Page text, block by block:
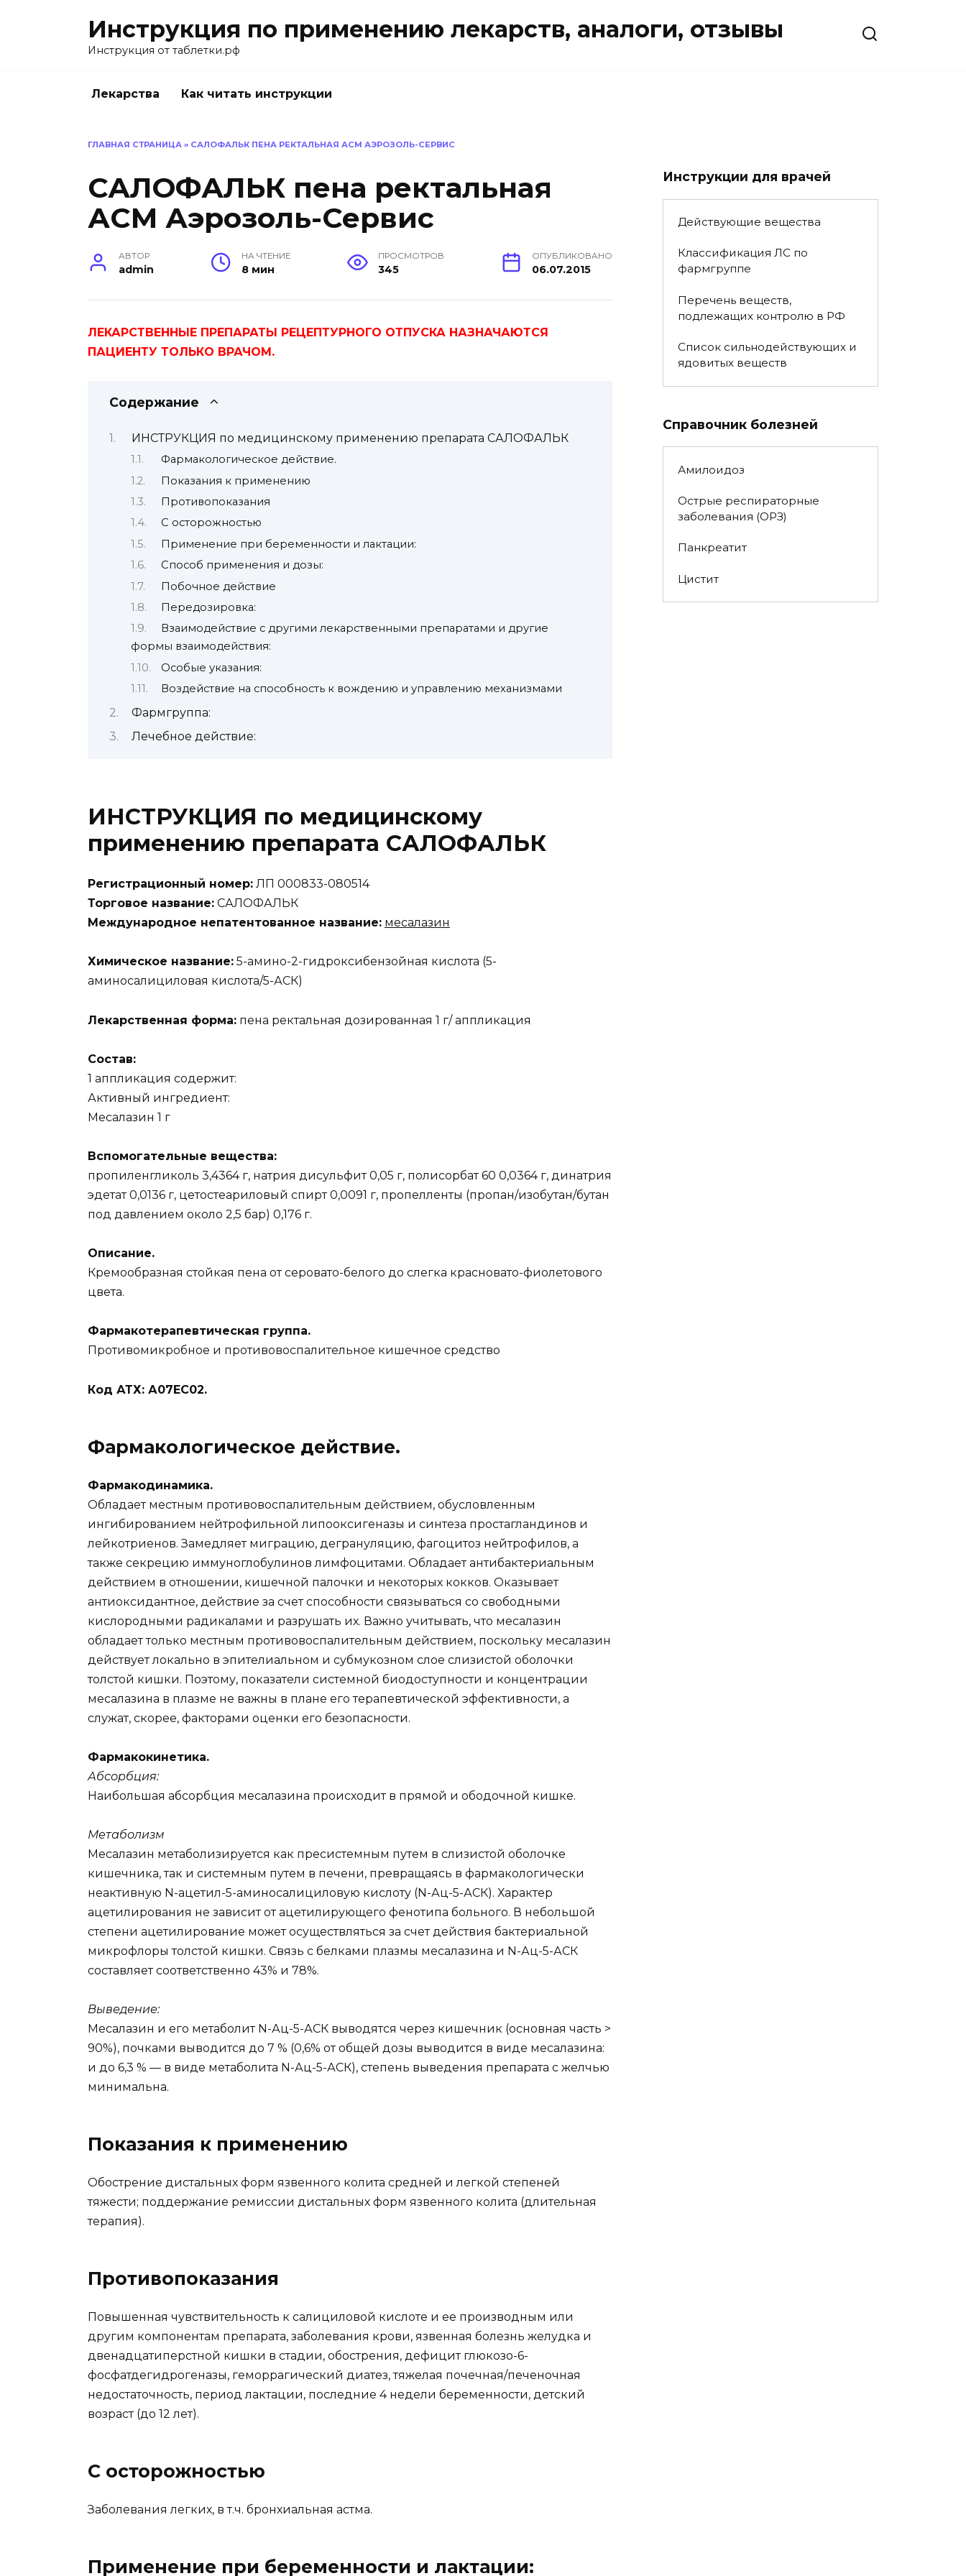
Инструкция по применению лекарств, аналоги, отзывы
Инструкция от таблетки.рф
Лекарства Как читать инструкции
ГЛАВНАЯ СТРАНИЦА » САЛОФАЛЬК ПЕНА РЕКТАЛЬНАЯ АСМ АЭРОЗОЛЬ-СЕРВИС
САЛОФАЛЬК пена ректальная
АСМ Аэрозоль-Сервис
АВТОР
admin
НА ЧТЕНИЕ
8 мин
ПРОСМОТРОВ
345
ОПУБЛИКОВАНО
06.07.2015
ЛЕКАРСТВЕННЫЕ ПРЕПАРАТЫ РЕЦЕПТУРНОГО ОТПУСКА НАЗНАЧАЮТСЯ
ПАЦИЕНТУ ТОЛЬКО ВРАЧОМ.
Содержание
ИНСТРУКЦИЯ по медицинскому применению препарата САЛОФАЛЬК
Фармакологическое действие.
Показания к применению
Противопоказания
С осторожностью
Применение при беременности и лактации:
Способ применения и дозы:
Побочное действие
Передозировка:
Взаимодействие с другими лекарственными препаратами и другие
формы взаимодействия:
Особые указания:
Воздействие на способность к вождению и управлению механизмами
Фармгруппа:
Лечебное действие:
ИНСТРУКЦИЯ по медицинскому
применению препарата САЛОФАЛЬК
Регистрационный номер: ЛП 000833-080514
Торговое название: САЛОФАЛЬК
Международное непатентованное название: месалазин
Химическое название: 5-амино-2-гидроксибензойная кислота (5-
аминосалициловая кислота/5-АСК)
Лекарственная форма: пена ректальная дозированная 1 г/ аппликация
Состав:
1 аппликация содержит:
Активный ингредиент:
Месалазин 1 г
Вспомогательные вещества:
пропиленгликоль 3,4364 г, натрия дисульфит 0,05 г, полисорбат 60 0,0364 г, динатрия
эдетат 0,0136 г, цетостеариловый спирт 0,0091 г, пропелленты (пропан/изобутан/бутан
под давлением около 2,5 бар) 0,176 г.
Описание.
Кремообразная стойкая пена от серовато-белого до слегка красновато-фиолетового
цвета.
Фармакотерапевтическая группа.
Противомикробное и противовоспалительное кишечное средство
Код АТХ: А07ЕС02.
Фармакологическое действие.
Фармакодинамика.
Обладает местным противовоспалительным действием, обусловленным
ингибированием нейтрофильной липооксигеназы и синтеза простагландинов и
лейкотриенов. Замедляет миграцию, дегрануляцию, фагоцитоз нейтрофилов, а
также секрецию иммуноглобулинов лимфоцитами. Обладает антибактериальным
действием в отношении, кишечной палочки и некоторых кокков. Оказывает
антиоксидантное, действие за счет способности связываться со свободными
кислородными радикалами и разрушать их. Важно учитывать, что месалазин
обладает только местным противовоспалительным действием, поскольку месалазин
действует локально в эпителиальном и субмукозном слое слизистой оболочки
толстой кишки. Поэтому, показатели системной биодоступности и концентрации
месалазина в плазме не важны в плане его терапевтической эффективности, а
служат, скорее, факторами оценки его безопасности.
Фармакокинетика.
Абсорбция:
Наибольшая абсорбция месалазина происходит в прямой и ободочной кишке.
Метаболизм
Месалазин метаболизируется как пресистемным путем в слизистой оболочке
кишечника, так и системным путем в печени, превращаясь в фармакологически
неактивную N-ацетил-5-аминосалициловую кислоту (N-Ац-5-АСК). Характер
ацетилирования не зависит от ацетилирующего фенотипа больного. В небольшой
степени ацетилирование может осуществляться за счет действия бактериальной
микрофлоры толстой кишки. Связь с белками плазмы месалазина и N-Ац-5-АСК
составляет соответственно 43% и 78%.
Выведение:
Месалазин и его метаболит N-Ац-5-АСК выводятся через кишечник (основная часть >
90%), почками выводится до 7 % (0,6% от общей дозы выводится в виде месалазина:
и до 6,3 % — в виде метаболита N-Ац-5-АСК), степень выведения препарата с желчью
минимальна.
Показания к применению
Обострение дистальных форм язвенного колита средней и легкой степеней
тяжести; поддержание ремиссии дистальных форм язвенного колита (длительная
терапия).
Противопоказания
Повышенная чувствительность к салициловой кислоте и ее производным или
другим компонентам препарата, заболевания крови, язвенная болезнь желудка и
двенадцатиперстной кишки в стадии, обострения, дефицит глюкозо-6-
фосфатдегидрогеназы, геморрагический диатез, тяжелая почечная/печеночная
недостаточность, период лактации, последние 4 недели беременности, детский
возраст (до 12 лет).
С осторожностью
Заболевания легких, в т.ч. бронхиальная астма.
Применение при беременности и лактации:
Инструкции для врачей
Действующие вещества
Классификация ЛС по
фармгруппе
Перечень веществ,
подлежащих контролю в РФ
Список сильнодействующих и
ядовитых веществ
Справочник болезней
Амилоидоз
Острые респираторные
заболевания (ОРЗ)
Панкреатит
Цистит